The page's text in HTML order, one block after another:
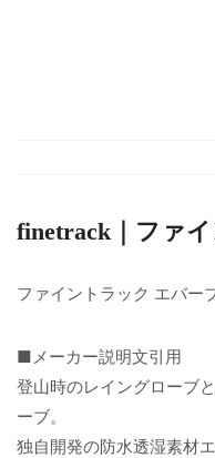
finetrack｜ファ
ファイントラック エバー
■メーカー説明文引用
登山時のレイングローブ
ーブ。
独自開発の防水透湿素材